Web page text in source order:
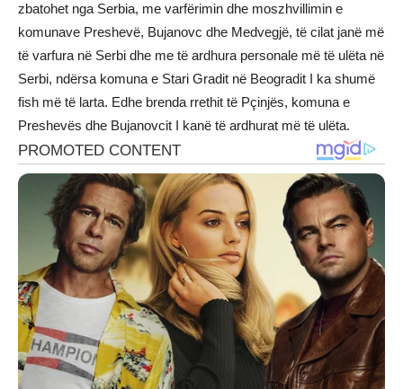
zbatohet nga Serbia, me varfërimin dhe moszhvillimin e
komunave Preshevë, Bujanovc dhe Medvegjë, të cilat janë më
të varfura në Serbi dhe me të ardhura personale më të ulëta në
Serbi, ndërsa komuna e Stari Gradit në Beogradit I ka shumë
fish më të larta. Edhe brenda rrethit të Pçinjës, komuna e
Preshevës dhe Bujanovcit I kanë të ardhurat më të ulëta.